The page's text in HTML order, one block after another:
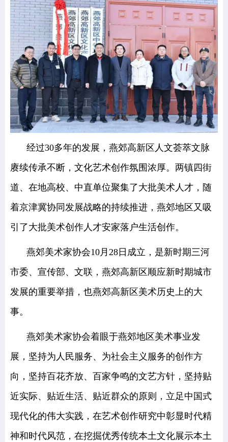
经过30多年的发展，燕郊高新区人文荟萃文脉
赓续传承不断，文化艺术创作氛围浓厚。两镇四街
道、在地高校、中直单位聚集了大批美术人才，随
着京津冀协同发展战略的持续推进，燕郊地区又吸
引了大批美术创作人才安家落户生活创作。
燕郊美术家协会10月28日成立，是新时期三河
市委、宣传部、文联，燕郊高新区顺应新时期城市
发展的重要举措，也燕郊高新区美术历史上的大
事。
燕郊美术家协会着眼于燕郊地区美术事业发
展，坚持为人民服务、为社会主义服务的创作方
向，坚持百花齐放、百家争鸣的文艺方针，坚持贴
近实际、贴近生活、贴近群众的原则，立足中国式
现代化的伟大实践，在艺术创作研究中彰显时代精
神和时代风范，在挖掘优秀传统本土文化展示本土